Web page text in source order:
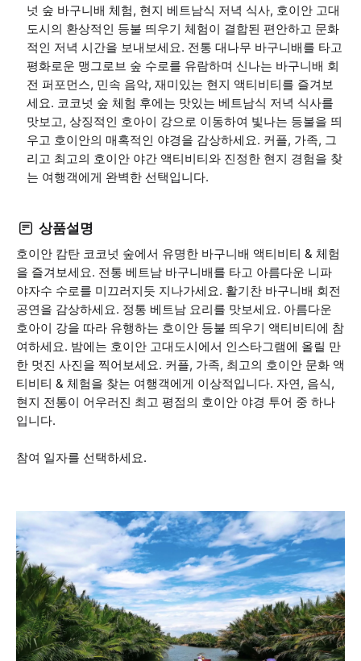
넛 숲 바구니배 체험, 현지 베트남식 저녁 식사, 호이안 고대
도시의 환상적인 등불 띄우기 체험이 결합된 편안하고 문화
적인 저녁 시간을 보내보세요. 전통 대나무 바구니배를 타고
평화로운 맹그로브 숲 수로를 유람하며 신나는 바구니배 회
전 퍼포먼스, 민속 음악, 재미있는 현지 액티비티를 즐겨보
세요. 코코넛 숲 체험 후에는 맛있는 베트남식 저녁 식사를
맛보고, 상징적인 호아이 강으로 이동하여 빛나는 등불을 띄
우고 호이안의 매혹적인 야경을 감상하세요. 커플, 가족, 그
리고 최고의 호이안 야간 액티비티와 진정한 현지 경험을 찾
는 여행객에게 완벽한 선택입니다.
상품설명
호이안 캄탄 코코넛 숲에서 유명한 바구니배 액티비티 & 체험
을 즐겨보세요. 전통 베트남 바구니배를 타고 아름다운 니파
야자수 수로를 미끄러지듯 지나가세요. 활기찬 바구니배 회전
공연을 감상하세요. 정통 베트남 요리를 맛보세요. 아름다운
호아이 강을 따라 유행하는 호이안 등불 띄우기 액티비티에 참
여하세요. 밤에는 호이안 고대도시에서 인스타그램에 올릴 만
한 멋진 사진을 찍어보세요. 커플, 가족, 최고의 호이안 문화 액
티비티 & 체험을 찾는 여행객에게 이상적입니다. 자연, 음식,
현지 전통이 어우러진 최고 평점의 호이안 야경 투어 중 하나
입니다.
참여 일자를 선택하세요.